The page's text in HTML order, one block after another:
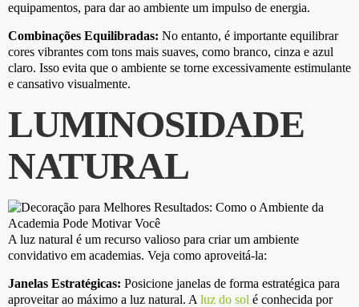
equipamentos, para dar ao ambiente um impulso de energia.
Combinações Equilibradas: No entanto, é importante equilibrar
cores vibrantes com tons mais suaves, como branco, cinza e azul
claro. Isso evita que o ambiente se torne excessivamente estimulante
e cansativo visualmente.
LUMINOSIDADE
NATURAL
A luz natural é um recurso valioso para criar um ambiente
convidativo em academias. Veja como aproveitá-la:
Janelas Estratégicas: Posicione janelas de forma estratégica para
aproveitar ao máximo a luz natural. A luz do sol é conhecida por